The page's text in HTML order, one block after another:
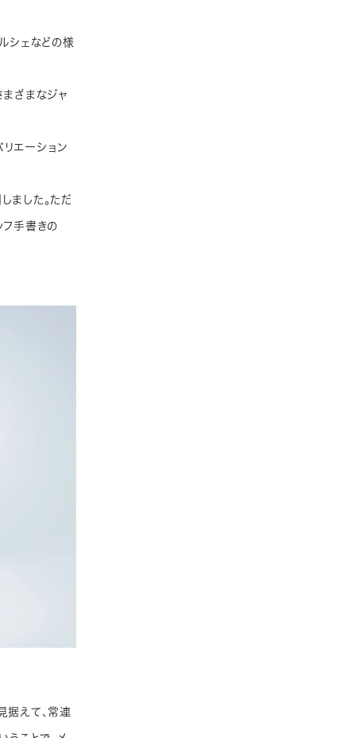
シェなどの様
まざまなジャ
リエーション
ました。ただ
フ手書きの
据えて、常連